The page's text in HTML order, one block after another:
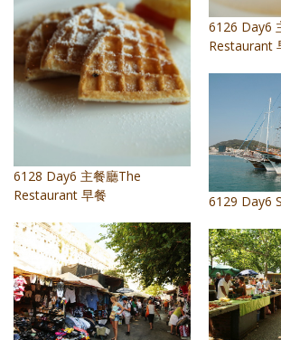
6126 Day6
Restaurant
6128 Day6 主餐廳The
Restaurant 早餐
6129 Day6